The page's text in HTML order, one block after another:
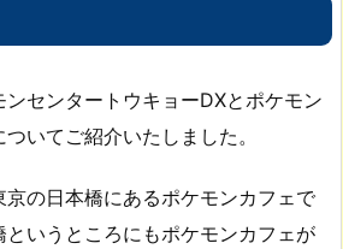
センタートウキョーDXとポケモン
いてご紹介いたしました。
の日本橋にあるポケモンカフェで
というところにもポケモンカフェが